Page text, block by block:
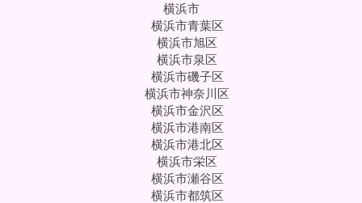
横浜市
横浜市青葉区
横浜市旭区
横浜市泉区
横浜市磯子区
横浜市神奈川区
横浜市金沢区
横浜市港南区
横浜市港北区
横浜市栄区
横浜市瀬谷区
横浜市都筑区